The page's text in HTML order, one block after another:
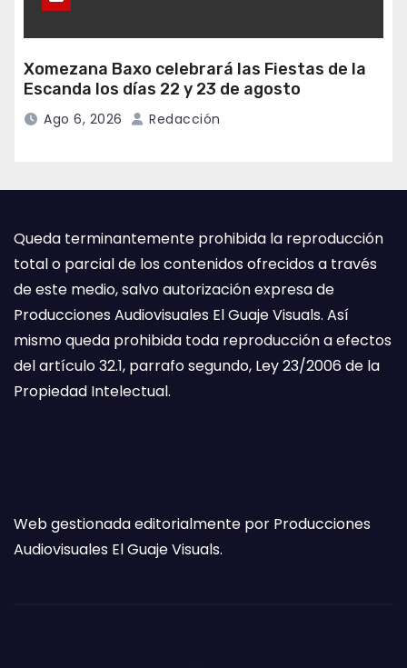
Xomezana Baxo celebrará las Fiestas de la
Escanda los días 22 y 23 de agosto
Ago 6, 2026 Redacción
Queda terminantemente prohibida la reproducción
total o parcial de los contenidos ofrecidos a través
de este medio, salvo autorización expresa de
Producciones Audiovisuales El Guaje Visuals. Así
mismo queda prohibida toda reproducción a efectos
del artículo 32.1, parrafo segundo, Ley 23/2006 de la
Propiedad Intelectual.
Web gestionada editorialmente por Producciones
Audiovisuales El Guaje Visuals.